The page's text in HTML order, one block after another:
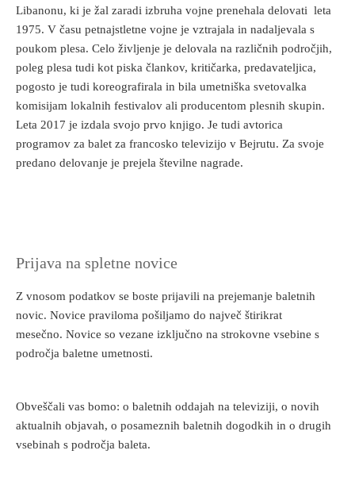
Libanonu, ki je žal zaradi izbruha vojne prenehala delovati leta
1975. V času petnajstletne vojne je vztrajala in nadaljevala s
poukom plesa. Celo življenje je delovala na različnih področjih,
poleg plesa tudi kot piska člankov, kritičarka, predavateljica,
pogosto je tudi koreografirala in bila umetniška svetovalka
komisijam lokalnih festivalov ali producentom plesnih skupin.
Leta 2017 je izdala svojo prvo knjigo. Je tudi avtorica
programov za balet za francosko televizijo v Bejrutu. Za svoje
predano delovanje je prejela številne nagrade.
Prijava na spletne novice
Z vnosom podatkov se boste prijavili na prejemanje baletnih
novic. Novice praviloma pošiljamo do največ štirikrat
mesečno. Novice so vezane izključno na strokovne vsebine s
področja baletne umetnosti.
Obveščali vas bomo: o baletnih oddajah na televiziji, o novih
aktualnih objavah, o posameznih baletnih dogodkih in o drugih
vsebinah s področja baleta.